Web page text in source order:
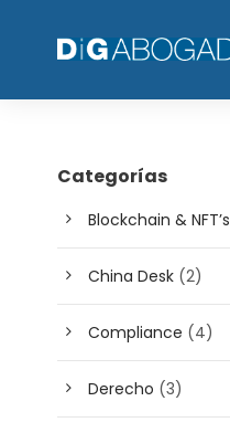
Categorías
Blockchain & NFT’s
China Desk (2)
Compliance (4)
Derecho (3)